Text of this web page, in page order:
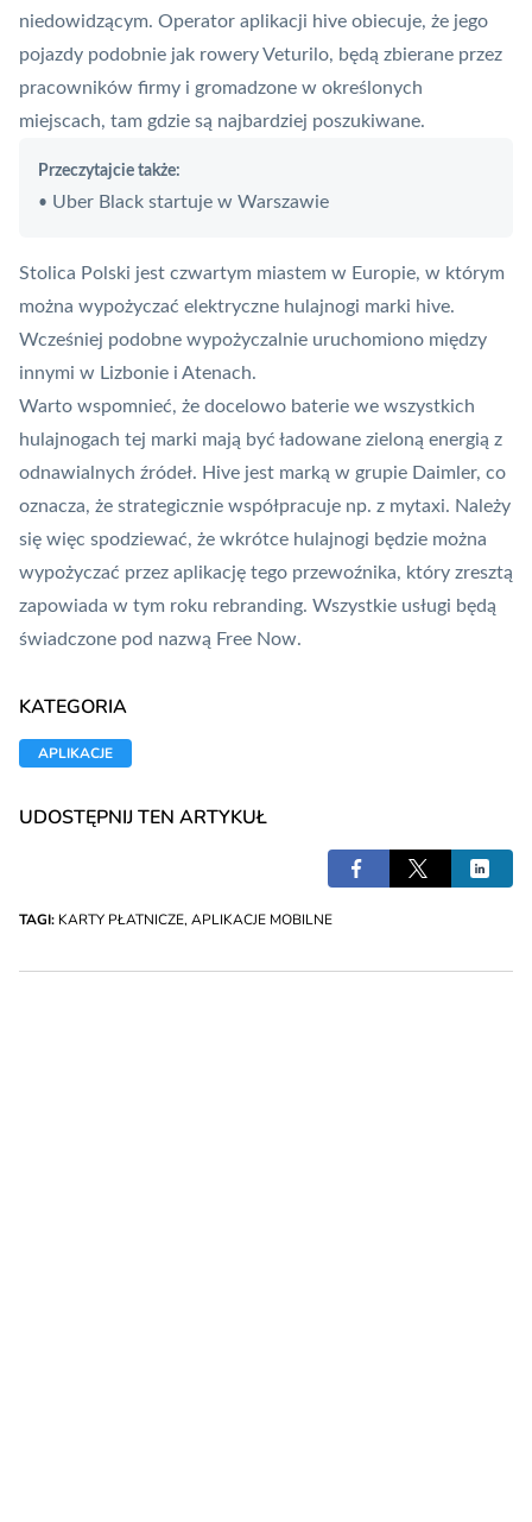
niedowidzącym. Operator aplikacji hive obiecuje, że jego
pojazdy podobnie jak rowery Veturilo, będą zbierane przez
pracowników firmy i gromadzone w określonych
miejscach, tam gdzie są najbardziej poszukiwane.
Przeczytajcie także:
• Uber Black startuje w Warszawie
Stolica Polski jest czwartym miastem w Europie, w którym
można wypożyczać elektryczne hulajnogi marki hive.
Wcześniej podobne wypożyczalnie uruchomiono między
innymi w Lizbonie i Atenach.
Warto wspomnieć, że docelowo baterie we wszystkich
hulajnogach tej marki mają być ładowane zieloną energią z
odnawialnych źródeł. Hive jest marką w grupie Daimler, co
oznacza, że strategicznie współpracuje np. z mytaxi. Należy
się więc spodziewać, że wkrótce hulajnogi będzie można
wypożyczać przez aplikację tego przewoźnika, który zresztą
zapowiada w tym roku rebranding. Wszystkie usługi będą
świadczone pod nazwą Free Now.
KATEGORIA
APLIKACJE
UDOSTĘPNIJ TEN ARTYKUŁ
TAGI: KARTY PŁATNICZE, APLIKACJE MOBILNE